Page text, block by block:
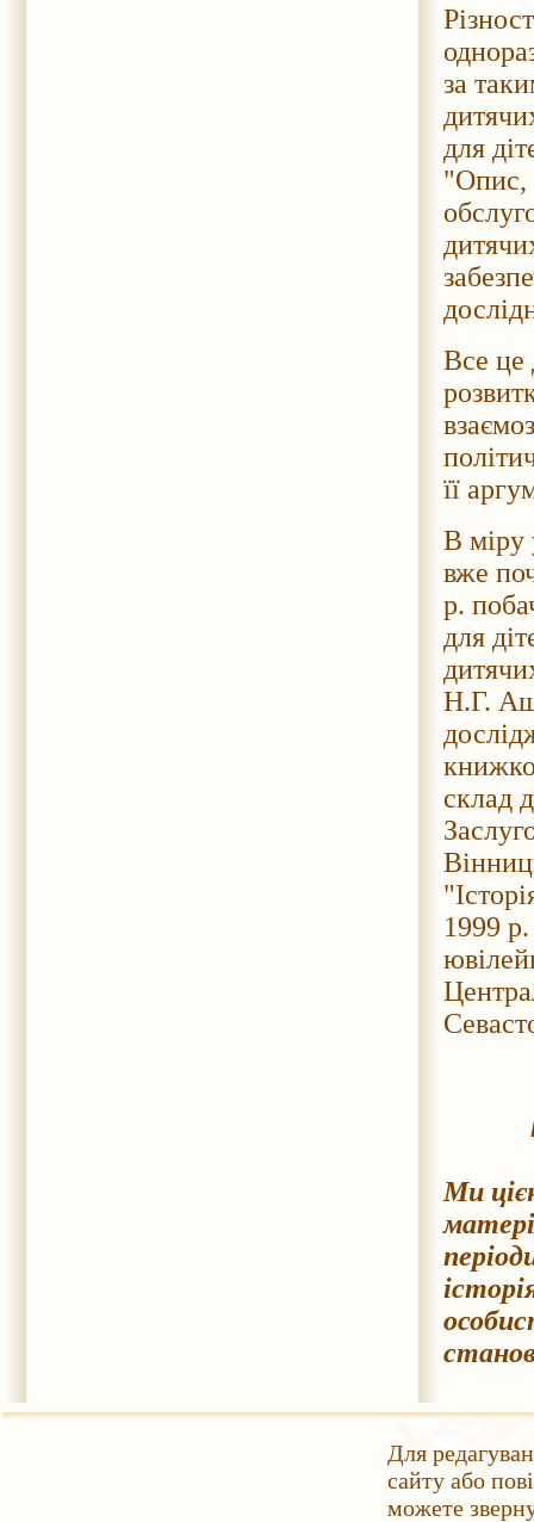
за
для
"Опис,
Все це
її
В міру
вже
р.
для
Н.Г.
склад
1999
Ми
Для
сайту або
можете